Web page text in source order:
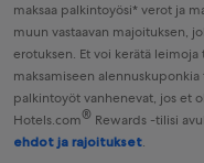
maksaa palkintoyösi* verot ja
muun vastaavan majoituksen,
erotuksen. Et voi kerätä
maksamiseen
palkintoyöt vanhenevat, jos et
Hotels.com® Rewards -tilisi
ehdot ja rajoitukset.